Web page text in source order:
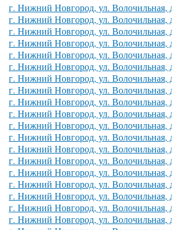
г. Нижний Новгород, ул. Волочильная,
г. Нижний Новгород, ул. Волочильная,
г. Нижний Новгород, ул. Волочильная,
г. Нижний Новгород, ул. Волочильная,
г. Нижний Новгород, ул. Волочильная,
г. Нижний Новгород, ул. Волочильная,
г. Нижний Новгород, ул. Волочильная,
г. Нижний Новгород, ул. Волочильная,
г. Нижний Новгород, ул. Волочильная,
г. Нижний Новгород, ул. Волочильная,
г. Нижний Новгород, ул. Волочильная,
г. Нижний Новгород, ул. Волочильная,
г. Нижний Новгород, ул. Волочильная,
г. Нижний Новгород, ул. Волочильная,
г. Нижний Новгород, ул. Волочильная,
г. Нижний Новгород, ул. Волочильная,
г. Нижний Новгород, ул. Волочильная,
г. Нижний Новгород, ул. Волочильная,
г. Нижний Новгород, ул. Волочильная,